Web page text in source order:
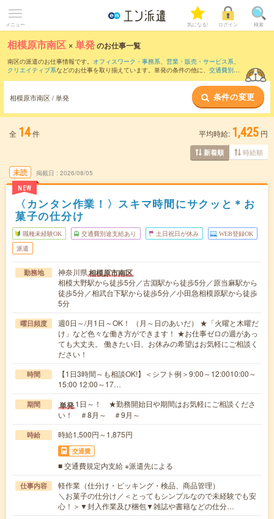
メニュー 気になる! ログイン 検索
相模原市南区 ×単発のお仕事一覧
南区の派遣のお仕事情報です。 オフィスワーク・事務系、 営業・販売・サービス系、
クリエイティブ系などのお仕事を取り揃えています。単発の条件の他に、 交通費別途
相模原市南区 / 単発 条件の変更
全 14件 平均時給: 1,425 円
新着順 時給順
未読
NEW
掲載日 2026/08/05
〈カンタン作業！〉スキマ時間にサクッと＊お
菓子の仕分け
職種未経験OK 交通費別途支給あり 土日祝日が休み WEB登録OK
派遣
勤務地 神奈川県相模原市南区
相模大野駅から徒歩5分／古淵駅から徒歩5分／原当麻駅から
徒歩5分／相武台下駅から徒歩5分／小田急相模原駅から徒歩
5分
曜日頻度
週0日～/月1日～OK！ （月～日のあいだ） ★「火曜と木曜だ
け」など色々な働き方ができます！ ★お仕事ゼロの週があっ
ても大丈夫。 働きたい日、お休みの希望はお気軽にご相談く
ださい！
時間
【1日3時間～も相談OK!】＜シフト例＞9:00～12:0010:00～
15:00 12:00～17…
期間 単発1日～！ ★勤務開始日や期間はお気軽にご相談くださ
い！ ＃8月～ ＃9月～
時給 時給1,500円～1,875円
交通費
■ 交通費規定内支給 ※派遣先による
仕事内容
軽作業（仕分け・ピッキング・検品、商品管理）
＼お菓子の仕分け／＜とってもシンプルなので未経験でも安
心！＞▼封入作業及び梱包▼雑誌や書籍などの仕分…